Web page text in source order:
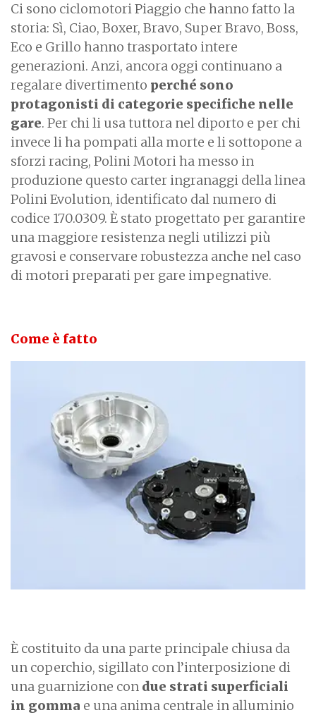
Ci sono ciclomotori Piaggio che hanno fatto la
storia: Sì, Ciao, Boxer, Bravo, Super Bravo, Boss,
Eco e Grillo hanno trasportato intere
generazioni. Anzi, ancora oggi continuano a
regalare divertimento perché sono
protagonisti di categorie specifiche nelle
gare. Per chi li usa tuttora nel diporto e per chi
invece li ha pompati alla morte e li sottopone a
sforzi racing, Polini Motori ha messo in
produzione questo carter ingranaggi della linea
Polini Evolution, identificato dal numero di
codice 170.0309. È stato progettato per garantire
una maggiore resistenza negli utilizzi più
gravosi e conservare robustezza anche nel caso
di motori preparati per gare impegnative.
Come è fatto
È costituito da una parte principale chiusa da
un coperchio, sigillato con l’interposizione di
una guarnizione con due strati superficiali
in gomma e una anima centrale in alluminio